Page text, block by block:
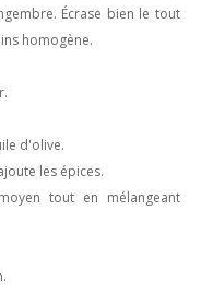
Écrase bien le tout
homogène.
d'olive.
les épices.
tout en mélangeant